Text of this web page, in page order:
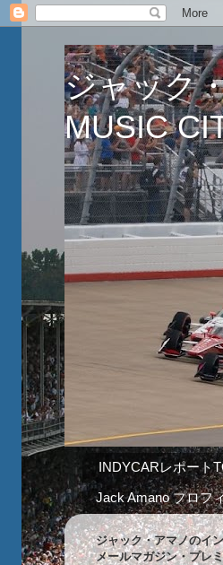
ジャック
MUSIC
INDYCARレポート
Jack Amano プロフ
ジャック・アマノのイ
メールマガジン・プレ